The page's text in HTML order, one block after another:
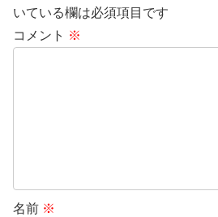
いている欄は必須項目です
コメント ※
名前 ※